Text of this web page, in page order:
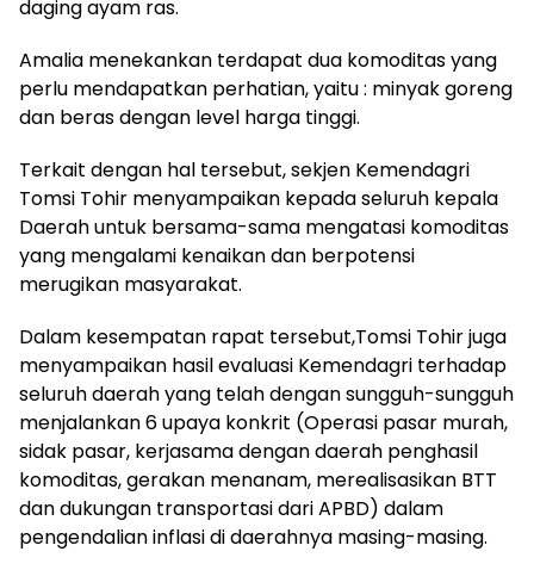
daging ayam ras.
Amalia menekankan terdapat dua komoditas yang
perlu mendapatkan perhatian, yaitu : minyak goreng
dan beras dengan level harga tinggi.
Terkait dengan hal tersebut, sekjen Kemendagri
Tomsi Tohir menyampaikan kepada seluruh kepala
Daerah untuk bersama-sama mengatasi komoditas
yang mengalami kenaikan dan berpotensi
merugikan masyarakat.
Dalam kesempatan rapat tersebut,Tomsi Tohir juga
menyampaikan hasil evaluasi Kemendagri terhadap
seluruh daerah yang telah dengan sungguh-sungguh
menjalankan 6 upaya konkrit (Operasi pasar murah,
sidak pasar, kerjasama dengan daerah penghasil
komoditas, gerakan menanam, merealisasikan BTT
dan dukungan transportasi dari APBD) dalam
pengendalian inflasi di daerahnya masing-masing.